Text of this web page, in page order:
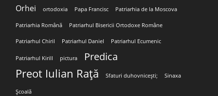
Orhei ortodoxia Papa Francisc Patriarhia de la Moscova
Patriarhia Română Patriarhul Bisericii Ortodoxe Române
Patriarhul Chiril Patriarhul Daniel Patriarhul Ecumenic
Patriarhul Kirill pictura Predica
Preot Iulian Rață Sfaturi duhovnicești; Sinaxa
Școală